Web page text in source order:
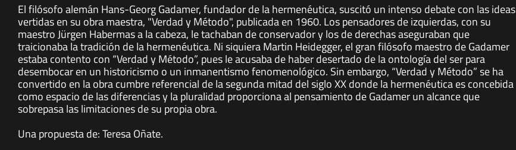
El filósofo alemán Hans-Georg Gadamer, fundador de la hermenéutica, suscitó un intenso debate con las ideas
vertidas en su obra maestra, "Verdad y Método", publicada en 1960. Los pensadores de izquierdas, con su
maestro Jürgen Habermas a la cabeza, le tachaban de conservador y los de derechas aseguraban que
traicionaba la tradición de la hermenéutica. Ni siquiera Martin Heidegger, el gran filósofo maestro de Gadamer
estaba contento con “Verdad y Método”, pues le acusaba de haber desertado de la ontología del ser para
desembocar en un historicismo o un inmanentismo fenomenológico. Sin embargo, “Verdad y Método” se ha
convertido en la obra cumbre referencial de la segunda mitad del siglo XX donde la hermenéutica es concebida
como espacio de las diferencias y la pluralidad proporciona al pensamiento de Gadamer un alcance que
sobrepasa las limitaciones de su propia obra.
Una propuesta de: Teresa Oñate.